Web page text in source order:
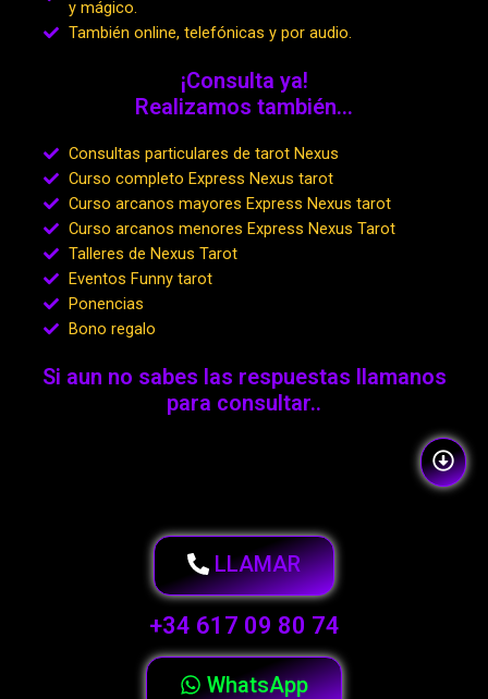
y mágico.
También online, telefónicas y por audio.
¡Consulta ya!
Realizamos también...
Consultas particulares de tarot Nexus
Curso completo Express Nexus tarot
Curso arcanos mayores Express Nexus tarot
Curso arcanos menores Express Nexus Tarot
Talleres de Nexus Tarot
Eventos Funny tarot
Ponencias
Bono regalo
Si aun no sabes las respuestas llamanos
para consultar..
LLAMAR
+34 617 09 80 74
WhatsApp